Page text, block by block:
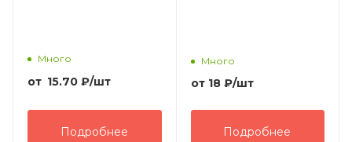
Много
от 15.70 ₽/шт
Подробнее
Много
от 18 ₽/шт
Подробнее